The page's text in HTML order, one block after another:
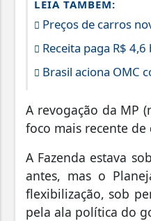
LEIA TAMBÉM:
Preços de carros
Receita paga R$
Brasil aciona OMC
A revogação da MP
foco mais recente de
A Fazenda estava
antes, mas o
flexibilização, sob
pela ala política do